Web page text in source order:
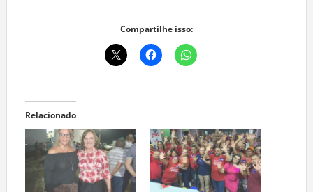
Compartilhe isso:
Relacionado